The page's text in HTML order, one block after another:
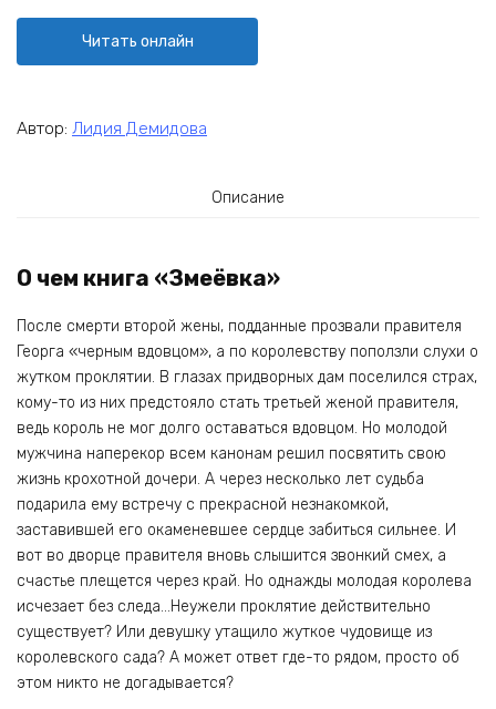
Читать онлайн
Автор: Лидия Демидова
Описание
О чем книга «Змеёвка»
После смерти второй жены, подданные прозвали правителя
Георга «черным вдовцом», а по королевству поползли слухи о
жутком проклятии. В глазах придворных дам поселился страх,
кому-то из них предстояло стать третьей женой правителя,
ведь король не мог долго оставаться вдовцом. Но молодой
мужчина наперекор всем канонам решил посвятить свою
жизнь крохотной дочери. А через несколько лет судьба
подарила ему встречу с прекрасной незнакомкой,
заставившей его окаменевшее сердце забиться сильнее. И
вот во дворце правителя вновь слышится звонкий смех, а
счастье плещется через край. Но однажды молодая королева
исчезает без следа…Неужели проклятие действительно
существует? Или девушку утащило жуткое чудовище из
королевского сада? А может ответ где-то рядом, просто об
этом никто не догадывается?